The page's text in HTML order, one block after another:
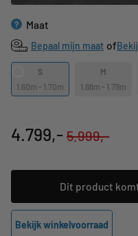
Maat
?
Bepaal mijn maat of
S
1.60m - 1.70m
M
1.68m - 1.79m
4.799,- 5.999,-
Dit product
Bekijk winkelvoorraad